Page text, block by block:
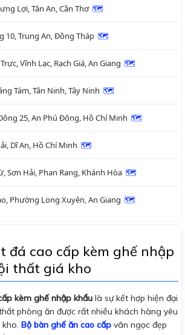
Lợi, Tân An, Cần Thơ 🗺
10, Trung An, Đồng Tháp 🗺
Vĩnh Lạc, Rạch Giá, An Giang 🗺
Tám, Tân Ninh, Tây Ninh 🗺
25, An Phú Đông, Hồ Chí Minh 🗺
Dĩ An, Hồ Chí Minh 🗺
Sơn Hải, Phan Rang, Khánh Hòa 🗺
Phường Long Xuyên, An Giang 🗺
đá cao cấp kèm ghế nhập
thất giá kho
kèm ghế nhập khẩu là sự kết hợp hiện đại
phòng ăn được rất nhiều khách hàng yêu
Bộ bàn ghế ăn cao cấp vân ngọc đẹp